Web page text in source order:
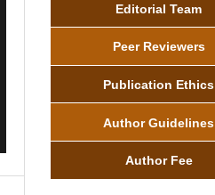
Editorial Team
Peer Reviewers
Publication Ethics
Author Guidelines
Author Fee